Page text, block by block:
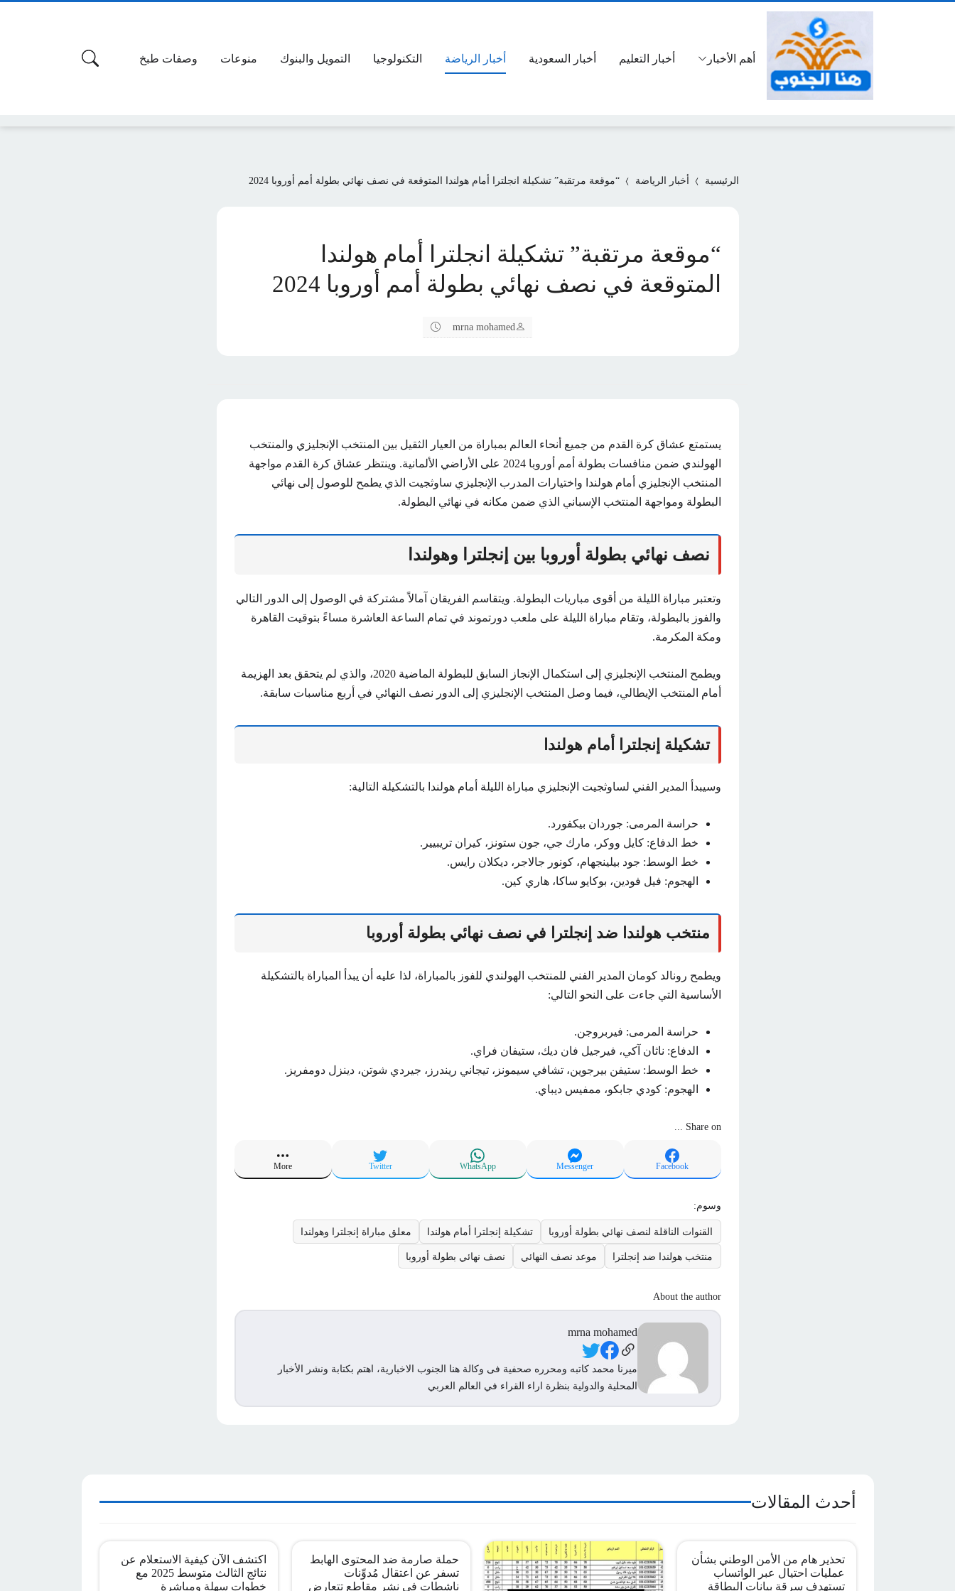
أهم الأخبار أخبار التعليم أخبار السعودية أخبار الرياضة التكنولوجيا التمويل والبنوك منوعات وصفات طبخ
الرئيسية أخبار الرياضة “موقعة مرتقبة” تشكيلة انجلترا أمام هولندا المتوقعة في نصف نهائي بطولة أمم أوروبا 2024
“موقعة مرتقبة” تشكيلة انجلترا أمام هولندا
المتوقعة في نصف نهائي بطولة أمم أوروبا 2024
mrna mohamed
يستمتع عشاق كرة القدم من جميع أنحاء العالم بمباراة من العيار الثقيل بين المنتخب الإنجليزي والمنتخب
الهولندي ضمن منافسات بطولة أمم أوروبا 2024 على الأراضي الألمانية. وينتظر عشاق كرة القدم مواجهة
المنتخب الإنجليزي أمام هولندا واختيارات المدرب الإنجليزي ساوثجيت الذي يطمح للوصول إلى نهائي
البطولة ومواجهة المنتخب الإسباني الذي ضمن مكانه في نهائي البطولة.
نصف نهائي بطولة أوروبا بين إنجلترا وهولندا
وتعتبر مباراة الليلة من أقوى مباريات البطولة. ويتقاسم الفريقان آمالاً مشتركة في الوصول إلى الدور التالي
والفوز بالبطولة، وتقام مباراة الليلة على ملعب دورتموند في تمام الساعة العاشرة مساءً بتوقيت القاهرة
ومكة المكرمة.
ويطمح المنتخب الإنجليزي إلى استكمال الإنجاز السابق للبطولة الماضية 2020، والذي لم يتحقق بعد الهزيمة
أمام المنتخب الإيطالي، فيما وصل المنتخب الإنجليزي إلى الدور نصف النهائي في أربع مناسبات سابقة.
تشكيلة إنجلترا أمام هولندا
وسيبدأ المدير الفني لساوثجيت الإنجليزي مباراة الليلة أمام هولندا بالتشكيلة التالية:
حراسة المرمى: جوردان بيكفورد.
خط الدفاع: كايل ووكر، مارك جي، جون ستونز، كيران تريبيير.
خط الوسط: جود بيلينجهام، كونور جالاجر، ديكلان رايس.
الهجوم: فيل فودين، بوكايو ساكا، هاري كين.
منتخب هولندا ضد إنجلترا في نصف نهائي بطولة أوروبا
ويطمح رونالد كومان المدير الفني للمنتخب الهولندي للفوز بالمباراة، لذا عليه أن يبدأ المباراة بالتشكيلة
الأساسية التي جاءت على النحو التالي:
حراسة المرمى: فيربروجن.
الدفاع: ناثان آكي، فيرجيل فان ديك، ستيفان فراي.
خط الوسط: ستيفن بيرجوين، تشافي سيمونز، تيجاني ريندرز، جيردي شوتن، دينزل دومفريز.
الهجوم: كودي جابكو، ممفيس ديباي.
Share on ...
Facebook
Messenger
WhatsApp
Twitter
More
وسوم:
القنوات الناقلة لنصف نهائي بطولة أوروبا تشكيلة إنجلترا أمام هولندا معلق مباراة إنجلترا وهولندا
منتخب هولندا ضد إنجلترا موعد نصف النهائي نصف نهائي بطولة أوروبا
About the author
mrna mohamed
Social Links
ميرنا محمد كاتبه ومحرره صحفية فى وكالة هنا الجنوب الاخبارية، اهتم بكتابة ونشر الأخبار
المحلية والدولية بنظرة اراء القراء في العالم العربي
أحدث المقالات
تحذير هام من الأمن الوطني بشأن
عمليات احتيال عبر الواتساب
تستهدف سرقة بيانات البطاقة
حملة صارمة ضد المحتوى الهابط
تسفر عن اعتقال مُدوِّنات
ناشطات في نشر مقاطع تتعارض
اكتشف الآن كيفية الاستعلام عن
نتائج الثالث متوسط 2025 مع
خطوات سهلة ومباشرة